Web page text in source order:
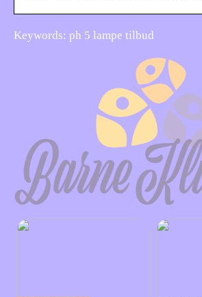
Keywords: ph 5 lampe tilbud